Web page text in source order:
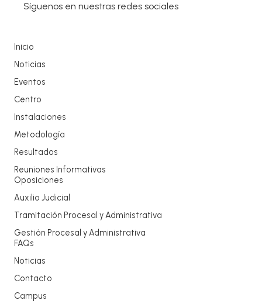
Síguenos en nuestras redes sociales
Inicio
Noticias
Eventos
Centro
Instalaciones
Metodología
Resultados
Reuniones Informativas
Oposiciones
Auxilio Judicial
Tramitación Procesal y Administrativa
Gestión Procesal y Administrativa
FAQs
Noticias
Contacto
Campus